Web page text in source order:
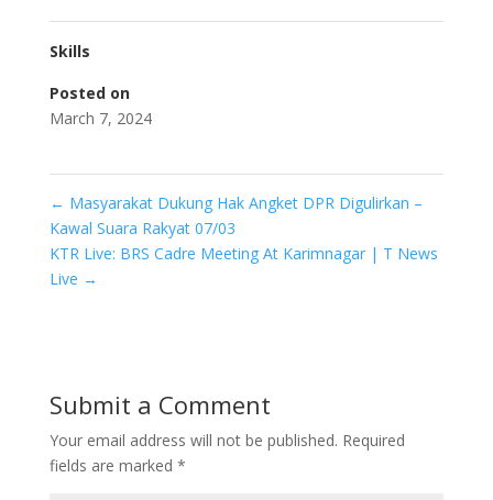
Skills
Posted on
March 7, 2024
← Masyarakat Dukung Hak Angket DPR Digulirkan –
Kawal Suara Rakyat 07/03
KTR Live: BRS Cadre Meeting At Karimnagar | T News
Live →
Submit a Comment
Your email address will not be published. Required
fields are marked *